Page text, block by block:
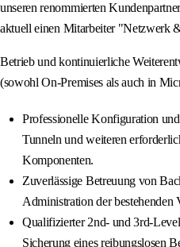
unseren renommierten
aktuell einen Mitarbeiter "Netzwerk
Betrieb und kontinuierliche
(sowohl On-Premises als auch in
Professionelle Konfiguration
Tunneln und weiteren
Komponenten.
Zuverlässige Betreuung von
Administration der bestehenden
Qualifizierter 2nd- und 3rd-
Sicherung eines reibungslosen